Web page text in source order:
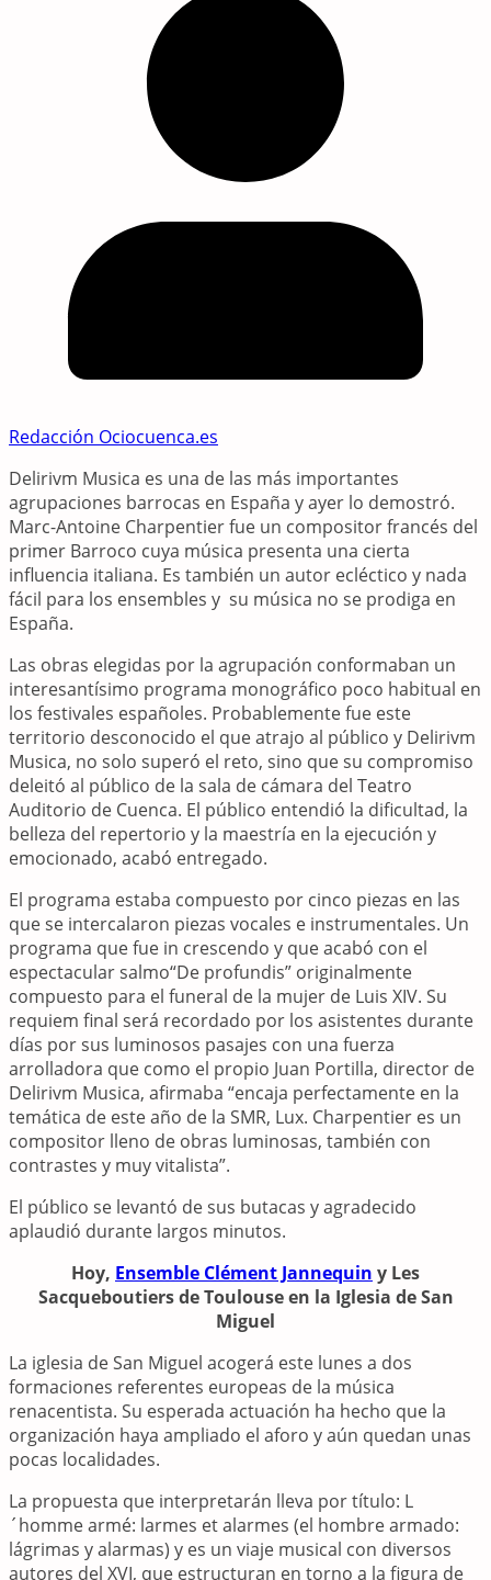
Redacción Ociocuenca.es
Delirivm Musica es una de las más importantes
agrupaciones barrocas en España y ayer lo demostró.
Marc-Antoine Charpentier fue un compositor francés del
primer Barroco cuya música presenta una cierta
influencia italiana. Es también un autor ecléctico y nada
fácil para los ensembles y su música no se prodiga en
España.
Las obras elegidas por la agrupación conformaban un
interesantísimo programa monográfico poco habitual en
los festivales españoles. Probablemente fue este
territorio desconocido el que atrajo al público y Delirivm
Musica, no solo superó el reto, sino que su compromiso
deleitó al público de la sala de cámara del Teatro
Auditorio de Cuenca. El público entendió la dificultad, la
belleza del repertorio y la maestría en la ejecución y
emocionado, acabó entregado.
El programa estaba compuesto por cinco piezas en las
que se intercalaron piezas vocales e instrumentales. Un
programa que fue in crescendo y que acabó con el
espectacular salmo“De profundis” originalmente
compuesto para el funeral de la mujer de Luis XIV. Su
requiem final será recordado por los asistentes durante
días por sus luminosos pasajes con una fuerza
arrolladora que como el propio Juan Portilla, director de
Delirivm Musica, afirmaba “encaja perfectamente en la
temática de este año de la SMR, Lux. Charpentier es un
compositor lleno de obras luminosas, también con
contrastes y muy vitalista”.
El público se levantó de sus butacas y agradecido
aplaudió durante largos minutos.
Hoy, Ensemble Clément Jannequin y Les
Sacqueboutiers de Toulouse en la Iglesia de San
Miguel
La iglesia de San Miguel acogerá este lunes a dos
formaciones referentes europeas de la música
renacentista. Su esperada actuación ha hecho que la
organización haya ampliado el aforo y aún quedan unas
pocas localidades.
La propuesta que interpretarán lleva por título: L
´homme armé: larmes et alarmes (el hombre armado:
lágrimas y alarmas) y es un viaje musical con diversos
autores del XVI, que estructuran en torno a la figura de